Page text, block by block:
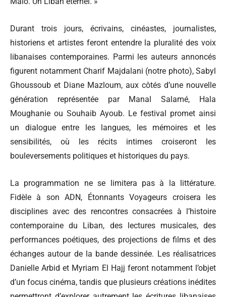
Durant trois jours, écrivains, cinéastes, journalistes,
historiens et artistes feront entendre la pluralité des voix
libanaises contemporaines. Parmi les auteurs annoncés
figurent notamment Charif Majdalani (notre photo), Sabyl
Ghoussoub et Diane Mazloum, aux côtés d’une nouvelle
génération représentée par Manal Salamé, Hala
Moughanie ou Souhaib Ayoub. Le festival promet ainsi
un dialogue entre les langues, les mémoires et les
sensibilités, où les récits intimes croiseront les
bouleversements politiques et historiques du pays.
La programmation ne se limitera pas à la littérature.
Fidèle à son ADN, Étonnants Voyageurs croisera les
disciplines avec des rencontres consacrées à l’histoire
contemporaine du Liban, des lectures musicales, des
performances poétiques, des projections de films et des
échanges autour de la bande dessinée. Les réalisatrices
Danielle Arbid et Myriam El Hajj feront notamment l’objet
d’un focus cinéma, tandis que plusieurs créations inédites